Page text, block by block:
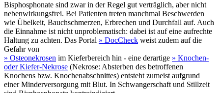
Bisphosphonate sind zwar in der Regel gut verträglich, aber nicht
nebenwirkungsfrei. Bei Patienten treten manchmal Beschwerden
wie Übelkeit, Bauchschmerzen, Erbrechen und Durchfall auf. Auch
die Einnahme ist nicht unproblematisch: dabei ist auf eine aufrechte
Haltung zu achten. Das Portal » DocCheck weist zudem auf die
Gefahr von
» Osteonekrosen im Kieferbereich hin - eine derartige » Knochen-
oder Kiefer-Nekrose (Nekrose: Absterben des betroffenen
Knochens bzw. Knochenabschnittes) entsteht zumeist aufgrund
einer Minderversorgung mit Blut. In Schwangerschaft und Stillzeit